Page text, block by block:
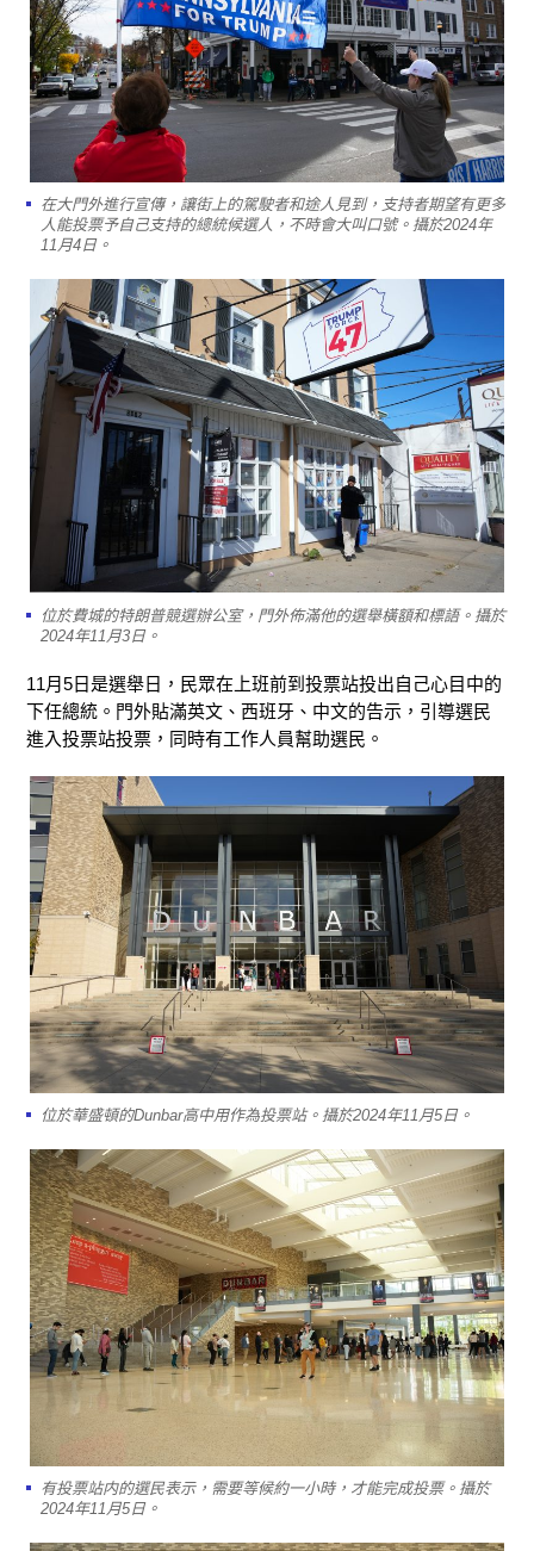
在大門外進行宣傳，讓街上的駕駛者和途人見到，支持者期望有更多
人能投票予自己支持的總統候選人，不時會大叫口號。攝於2024年
11月4日。
位於費城的特朗普競選辦公室，門外佈滿他的選舉橫額和標語。攝於
2024年11月3日。
11月5日是選舉日，民眾在上班前到投票站投出自己心目中的
下任總統。門外貼滿英文、西班牙、中文的告示，引導選民
進入投票站投票，同時有工作人員幫助選民。
位於華盛頓的Dunbar高中用作為投票站。攝於2024年11月5日。
有投票站内的選民表示，需要等候約一小時，才能完成投票。攝於
2024年11月5日。